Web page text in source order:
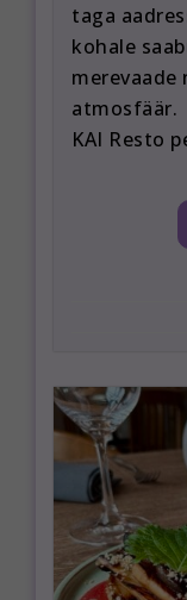
taga
kohale
atmosfäär.
KAI Resto